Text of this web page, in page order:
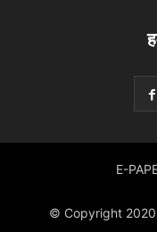
E-
© Copyright 2020